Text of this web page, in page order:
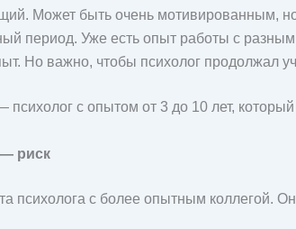
Может быть очень мотивированным,
период. Уже есть опыт работы с
Но важно, чтобы психолог продолжал
с опытом от 3 до 10 лет,
риск
психолога с более опытным коллегой.